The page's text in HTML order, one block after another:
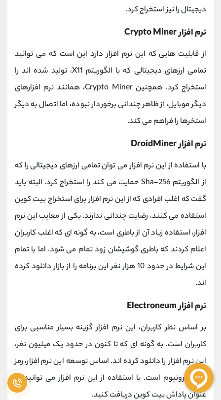
دیجیتال را نیز استخراج کرد.
نرم افزار Crypto Miner
از قابلیت هایی که این نرم افزار دارد این است که می توانید
تمامی ارزهای دیجیتالی که با الگوریتم X11، تولید شده اند را
استخراج کرد. همچنین Crypto Miner، همانند نرم افزارهای
دیگر موبایل، از ظاهر چندانی برخوردار نبوده، اما اتصال به دیگر
استخرها را فراهم می کند.
نرم افزار DroidMiner
با استفاده از این نرم افزار می توان تمامی ارزهای دیجیتالی را که
از الگوریتم Sha-256 حمایت می کند را استخراج کرد. البته باید
گفت که اغلب افرادی که از این نرم افزار برای استخراج بیت کوین
استفاده می کنند، رضایت چندانی ندارند. یکی از معایب این نرم
افزار، استفاده زیاد آن از باطری است، به گونه ای که اغلب کاربران
اعلام کردند که باطری گوشیشان زود تمام می شود. اما با تمام
این شرایط در حدود 10 هزار نفر این برنامه را از بازار دانلود کرده
اند.
نرم افزار Electroneum
بر اساس نظر کاربران، این نرم افزار گزینه بسیار مناسبی برای
کاربران است. به گونه ای که تا کنون در حدود یک میلیون نفر،
این نرم افزار را دانلود کرده اند. اساس توسعه این نرم افزار، رمز
ارز الکترونیوم است. با استفاده از این نرم افزار می توانید به
عنوان پاداش بیت کوین دریافت کنید.